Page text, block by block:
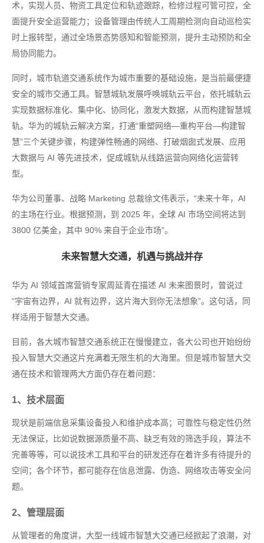
术，实现人员、物资工具定位和轨迹跟踪，检修过程可管可控，全
面提升安全运营能力；设备管理由传统人工周期检测向自动巡检实
时上报转型，通过全场景态势感知和智能预测，提升主动预防和全
局协同能力。
同时，城市轨道交通系统作为城市重要的基础设施，是当前最便捷
安全的城市交通工具。智慧城轨发展呼唤城轨云平台，依托城轨云
实现数据标准化、集中化、协同化，激发大数据，从而构建智慧城
轨。华为的城轨云解决方案，打通“重塑网络—重构平台—构建智
慧”三个关键步骤，构建弹性畅通的网络、打破烟囱式发展、应用
大数据与 AI 等先进技术，促成城轨从线路运营向网络化运营转
型。
华为公司董事、战略 Marketing 总裁徐文伟表示，“未来十年，AI
的主场在行业。根据预测，到 2025 年，全球 AI 市场空间将达到
3800 亿美金，其中 90% 来自于企业市场”。
未来智慧大交通，机遇与挑战并存
华为 AI 领域首席营销专家周延青在描述 AI 未来图景时，曾说过
“宇宙有边界，AI 就有边界，这片海大到你无法想象”。这句话，同
样适用于智慧大交通。
目前，各大城市智慧交通系统正在慢慢建立，各大公司也开始纷纷
投入智慧大交通这片充满着无限生机的大海里。但是城市智慧大交
通在技术和管理两大方面仍存在着问题：
1、技术层面
现状是前端信息采集设备投入和维护成本高；可靠性与稳定性仍然
无法保证，比如说数据源质量不高、缺乏有效的筛选手段，算法不
完善等等，可以说技术工具和平台的研发还存在着许多有待提升的
空间；各个环节，都可能存在信息泄露、伪造、网络攻击等安全问
题。
2、管理层面
从管理者的角度讲，大型一线城市智慧大交通已经掀起了浪潮，对